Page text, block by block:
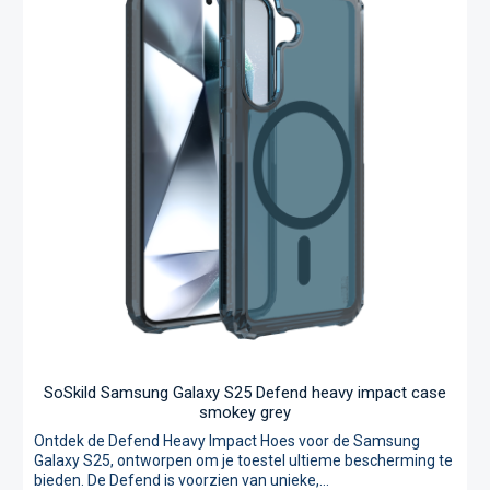
impact absorberen en je telefoon beschermen tegen schade.
Dit is waar de naam 'Absorb' vandaan komt. SoSkild's
toewijding aan ultieme bescherming door intelligente
ontwerpen is duidelijk zichtbaar in dit product. De SoSkild
Absorb-cases zijn uitgebreid getest en goedgekeurd door de
onafhankelijke instantie TÜV Nord, waarbij is aangetoond dat
ze tot 200% meer bescherming bieden dan andere merken.
Wij hebben zoveel vertrouwen in de kwaliteit van onze
producten dat we een levenslange garantie bieden voor
extra gemoedsrust. Pyramid Protection Corners® voor
effectieve schokabsorptie. Zigzag Structuur® voor een
betere verdeling van impact. Hard rubber materiaal dat
impactkrachten efficiënt absorbeert. Een transparant
ontwerp dat het oorspronkelijke uiterlijk van je Samsung
Galaxy A36 / A56 behoudt.
SoSkild Samsung Galaxy S25 Defend heavy impact case
smokey grey
Ontdek de Defend Heavy Impact Hoes voor de Samsung
Galaxy S25, ontworpen om je toestel ultieme bescherming te
bieden. De Defend is voorzien van unieke,